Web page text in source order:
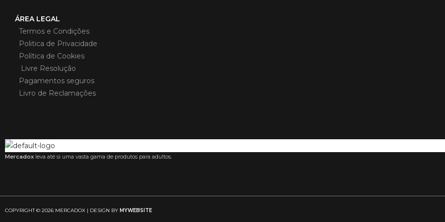
ÁREA LEGAL
Termos e Condições
Politica de Privacidade
Política de Cookies
Livre Resolução
Pagamentos seguros
Livro de Reclamações
Mercadox leva até si uma vasta gama de produtos para adultos.
COPYRIGHT © 2026 MERCADOX | DESIGN BY MYWEBSITE